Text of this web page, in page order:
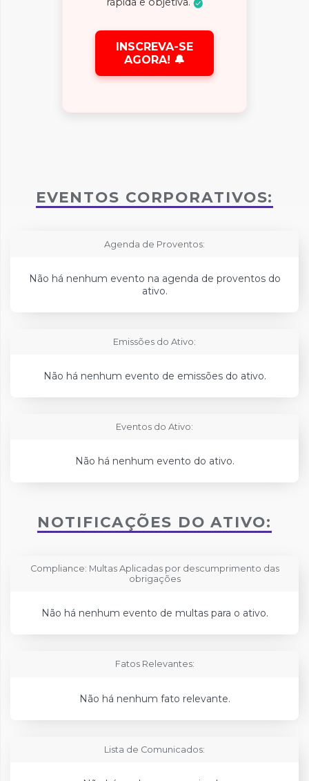
INSCREVA-SE
AGORA! 🔔
EVENTOS CORPORATIVOS:
Agenda de Proventos:
Não há nenhum evento na agenda de proventos do
ativo.
Emissões do Ativo:
Não há nenhum evento de emissões do ativo.
Eventos do Ativo:
Não há nenhum evento do ativo.
NOTIFICAÇÕES DO ATIVO:
Compliance: Multas Aplicadas por descumprimento das
obrigações
Não há nenhum evento de multas para o ativo.
Fatos Relevantes:
Não há nenhum fato relevante.
Lista de Comunicados: